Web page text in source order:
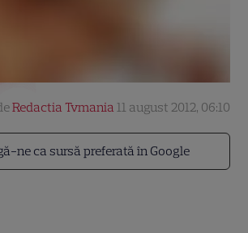
ne ca sursă preferată în Google
Redactia Tvmania 11 august 2012, 06:10